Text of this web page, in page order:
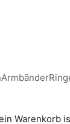
Armbänder
Warenkorb